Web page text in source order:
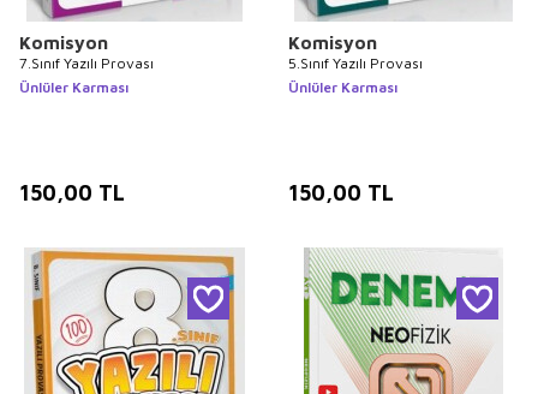
Komisyon
7.Sınıf Yazılı Provası
Ünlüler Karması
150,00 TL
Komisyon
5.Sınıf Yazılı Provası
Ünlüler Karması
150,00 TL